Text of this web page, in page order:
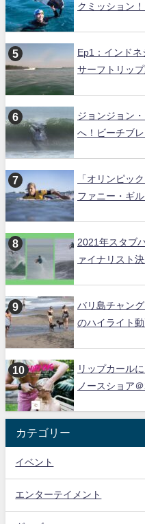
クミッション
Ep1：インド
サーフトリッ
ジョンジョン
へ！ビーチブ
「オリンピッ
ファニー・ギ
2021年スタブ
ァイナリスト
バリ島チャン
のハイライト
リップカール
ノースショア
カテゴリー
イベント
エンターテイメント